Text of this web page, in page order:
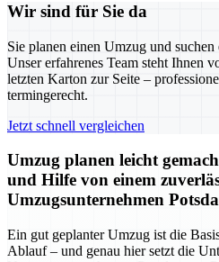
Wir sind für Sie da
Sie planen einen Umzug und
Unser erfahrenes Team steht Ihnen
letzten Karton zur Seite –
termingerecht.
Jetzt schnell vergleichen
Umzug planen leicht
und Hilfe von einem
Umzugsunternehmen
Ein gut geplanter Umzug ist die
Ablauf – und genau hier setzt die